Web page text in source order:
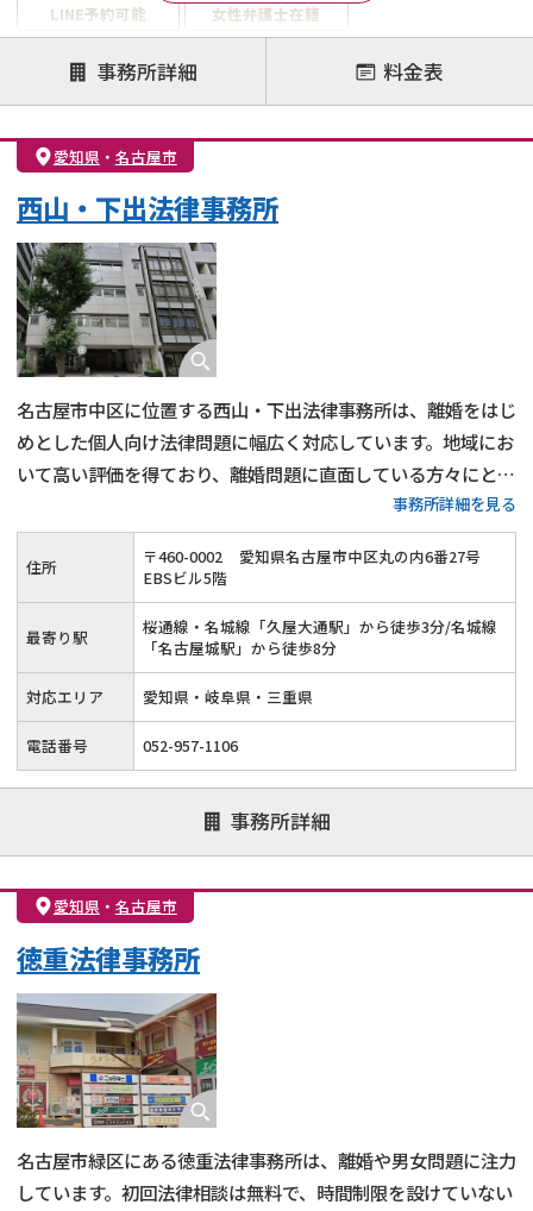
LINE予約可能
女性弁護士在籍
注力案件
離婚前相談
離婚調停
離婚裁判
親権・面会交流権
DV
モラハラ
不貞・不倫慰謝料請求
財産分与
内縁の夫婦
事務所詳細 料金表
愛知県 ・ 名古屋市
西山・下出法律事務所
​名古屋市中区に位置する西山・下出法律事務所は、離婚をはじ
めとした個人向け法律問題に幅広く対応しています。地域にお
いて高い評価を得ており、離婚問題に直面している方々にとっ
て、信頼できる弁護士事務所と言えるでしょう。経験豊富な弁
護士が在籍し、特に西山一博弁護士は愛知県弁護士の副会長を
勤めていた経験もあり、業界内でも高い信頼を得ています。
事務所詳細を見る
住所 〒460-0002
愛知県名古屋市中区丸の内6番27号
EBSビル5階
最寄り駅
桜通線・名城線「久屋大通駅」から徒歩3分/名城線
「名古屋城駅」から徒歩8分
対応エリア 愛知県・岐阜県・三重県
電話番号 052-957-1106
事務所詳細
愛知県 ・ 名古屋市
徳重法律事務所
名古屋市緑区にある徳重法律事務所は、離婚や男女問題に注力
しています。初回法律相談は無料で、時間制限を設けていない